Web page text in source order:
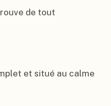
de tout
et situé au calme